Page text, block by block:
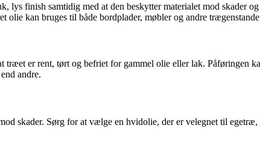
lys finish samtidig med at den beskytter materialet mod skader
kan bruges til både bordplader, møbler og andre
er rent, tørt og befriet for gammel olie eller lak. Påføringen
andre.
skader. Sørg for at vælge en hvidolie, der er velegnet til egetræ,